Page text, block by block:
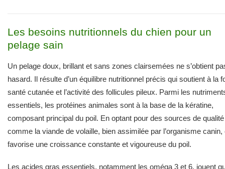
Les besoins nutritionnels du chien pour un
pelage sain
Un pelage doux, brillant et sans zones clairsemées ne s’obtient
hasard. Il résulte d’un équilibre nutritionnel précis qui soutient à la
santé cutanée et l’activité des follicules pileux. Parmi les
essentiels, les protéines animales sont à la base de la kératine,
composant principal du poil. En optant pour des sources de qualité
comme la viande de volaille, bien assimilée par l’organisme canin,
favorise une croissance constante et vigoureuse du poil.
Les acides gras essentiels, notamment les oméga 3 et 6, jouent